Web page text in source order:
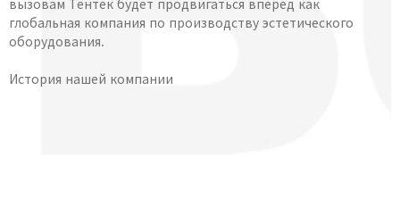
вызовам Тентек будет продвигаться вперед как
глобальная компания по производству эстетического
оборудования.
История нашей компании